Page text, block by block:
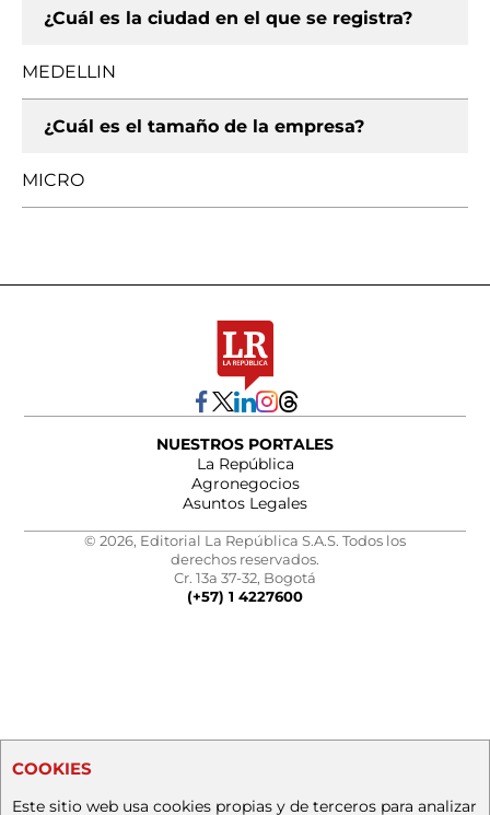
¿Cuál es la ciudad en el que se registra?
MEDELLIN
¿Cuál es el tamaño de la empresa?
MICRO
NUESTROS PORTALES
La República
Agronegocios
Asuntos Legales
© 2026, Editorial La República S.A.S. Todos los
derechos reservados.
Cr. 13a 37-32, Bogotá
(+57) 1 4227600
COOKIES
Este sitio web usa cookies propias y de terceros para analizar